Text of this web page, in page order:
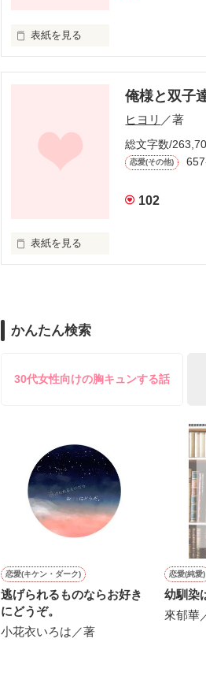
良かったな俺が相手で」
おまえ誰だよ!!?
突然妹の送り迎えを頼まれた流架
表紙を見る
レモンのように酸っぱく
“かき氷”
俺様と双子
ヒヨリ ／著
総文字数/
恋愛(その他)
102
表紙を見る
もちろんドＳ!!
莉里は寧音似!?
悠陽はドＳ!?
莉里もドＳ!?
美形の双子
それぞれの恋愛は!?
かんたん検索
30代女性向けの胸キュンする話
恋愛(キケン・ダーク)
逃げられるものならお好き
にどうぞ。
小花衣いろは／著
恋愛(純愛)
幼馴染
來郁華